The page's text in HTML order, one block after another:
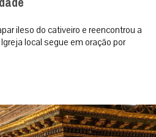
ileso do cativeiro e reencontrou a
local segue em oração por